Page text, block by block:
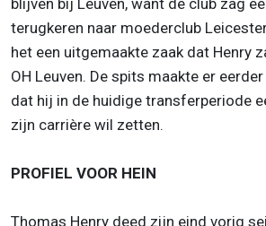
terugkeren naar moederclub
het een uitgemaakte zaak dat Henry
OH Leuven. De spits maakte er
dat hij in de huidige transferperiode
zijn carrière wil zetten.
PROFIEL VOOR HEIN
Thomas Henry deed zijn eind vorig